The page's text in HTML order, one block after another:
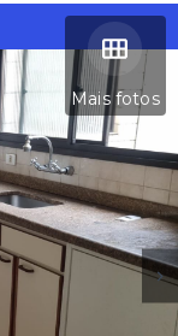
Mais fotos